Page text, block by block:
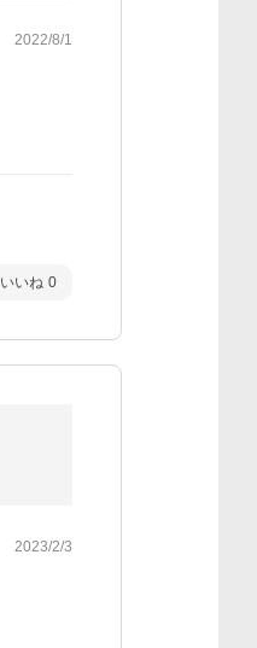
2022/8/1
いいね 0
2023/2/3